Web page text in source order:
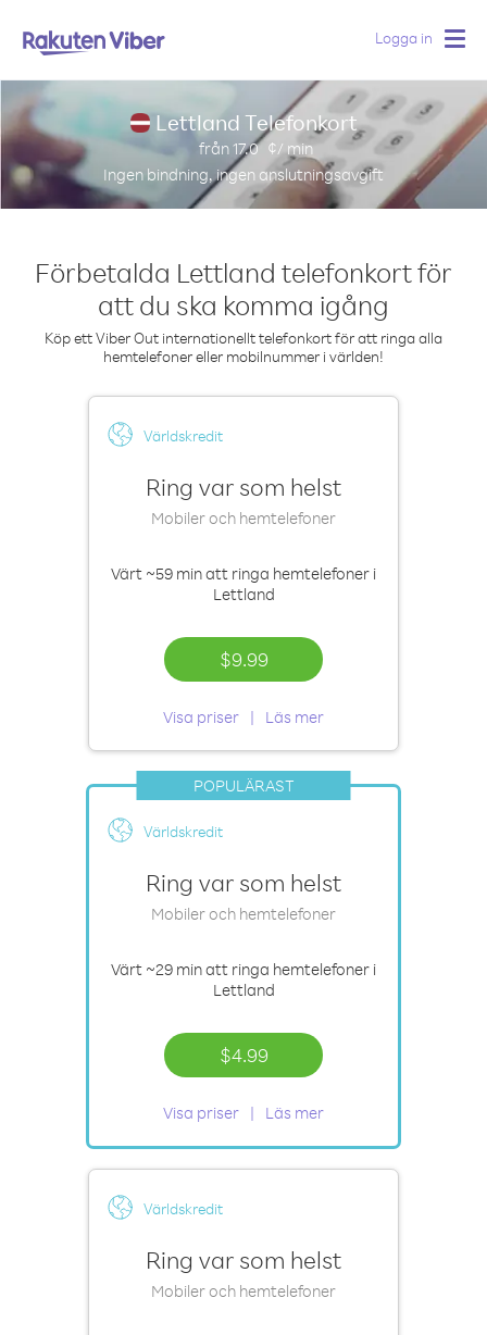
Logga in
Lettland Telefonkort
från17.0 ¢/ min
Ingen bindning, ingen anslutningsavgift
Förbetalda Lettland telefonkort för
att du ska komma igång
Köp ett Viber Out internationellt telefonkort för att ringa alla
hemtelefoner eller mobilnummer i världen!
Världskredit
Ring var som helst
Mobiler och hemtelefoner
Värt ~59 minatt ringa hemtelefoner i
Lettland
$9.99
Visa priser Läs mer
POPULÄRAST
Världskredit
Ring var som helst
Mobiler och hemtelefoner
Värt ~29 minatt ringa hemtelefoner i
Lettland
$4.99
Visa priser Läs mer
Världskredit
Ring var som helst
Mobiler och hemtelefoner